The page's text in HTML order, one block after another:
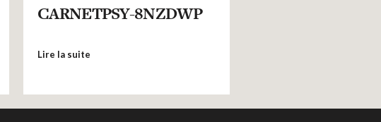
CARNETPSY-8NZDWP
Lire la suite